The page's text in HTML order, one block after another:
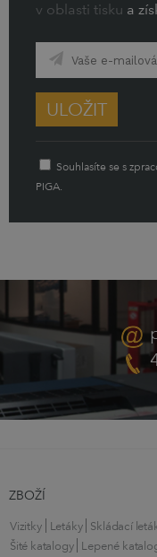
v oblasti tisku a
ULOŽIT
Souhlasíte se s
PIGA.
ZBOŽÍ
Vizitky Letáky Skládací
Šité katalogy Lepené